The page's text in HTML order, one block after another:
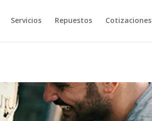
Servicios Repuestos Cotizaciones